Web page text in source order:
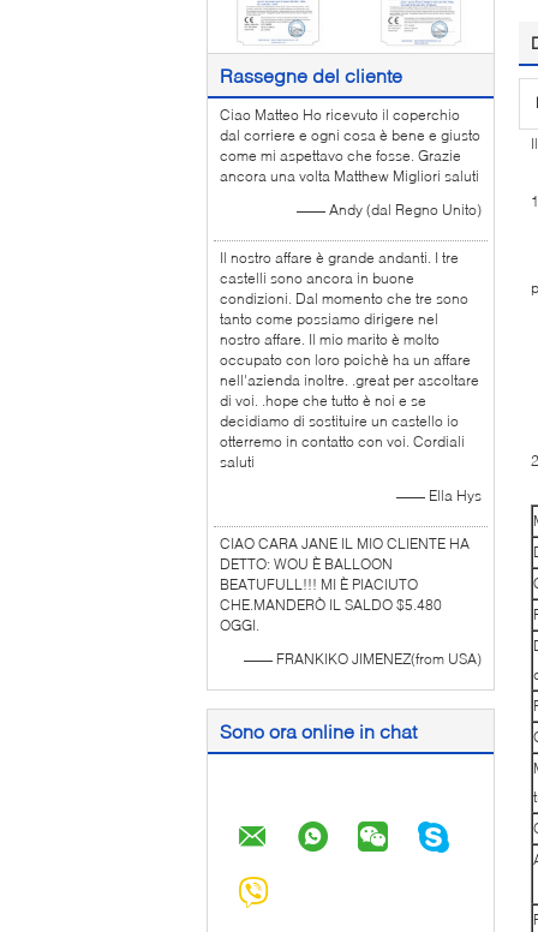
Rassegne del cliente
Ciao Matteo Ho ricevuto il coperchio
dal corriere e ogni cosa è bene e giusto
come mi aspettavo che fosse. Grazie
ancora una volta Matthew Migliori saluti
—— Andy (dal Regno Unito)
Il nostro affare è grande andanti. I tre
castelli sono ancora in buone
condizioni. Dal momento che tre sono
tanto come possiamo dirigere nel
nostro affare. Il mio marito è molto
occupato con loro poichè ha un affare
nell'azienda inoltre. .great per ascoltare
di voi. .hope che tutto è noi e se
decidiamo di sostituire un castello io
otterremo in contatto con voi. Cordiali
saluti
—— Ella Hys
CIAO CARA JANE IL MIO CLIENTE HA
DETTO: WOU È BALLOON
BEATUFULL!!! MI È PIACIUTO
CHE.MANDERÒ IL SALDO $5.480
OGGI.
—— FRANKIKO JIMENEZ(from USA)
Sono ora online in chat